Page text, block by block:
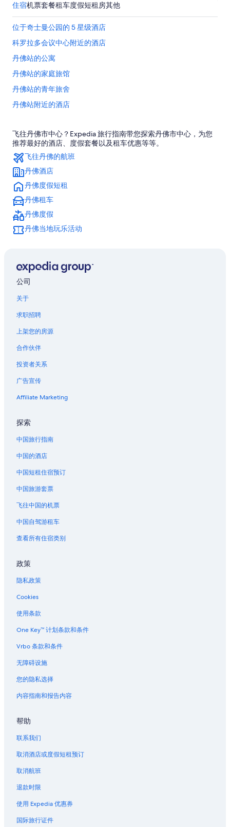
住宿机票套餐租车度假短租房其他
位于奇士曼公园的 5 星级酒店
科罗拉多会议中心附近的酒店
丹佛站的公寓
丹佛站的家庭旅馆
丹佛站的青年旅舍
丹佛站附近的酒店
丹佛站的私人度假屋
丹佛站的公馆
丹佛站的度假村
丹佛艺术博物馆附近的酒店
球场-艾利奇花园站的别墅
位于林肯公园的设有泳池的酒店
林肯公园的酒店
丹佛植物园附近的酒店
丹佛的公寓
丹佛的民宿
丹佛的胶囊酒店
丹佛的城堡
丹佛的木屋
丹佛的村舍
位于丹佛的娱乐场酒店
位于丹佛的经济型酒店
位于丹佛的Four Seasons酒店
位于丹佛的高尔夫酒店
位于丹佛的豪华酒店
位于丹佛的Marriott Hotels & Resorts
位于丹佛的滑雪酒店
位于丹佛的设有 SPA 水疗的度假村酒店
丹佛的酒店
丹佛的船屋酒店
丹佛的度假屋
丹佛的汽车旅馆
丹佛的Pousadas
丹佛的度假村
丹佛的别墅
艾利奇花园主题公园附近的酒店
位于惠提尔的Wyndham Hotels
飞往丹佛市中心？Expedia 旅行指南带您探索丹佛市中心，为您
推荐最好的酒店、度假套餐以及租车优惠等等。
飞往丹佛的航班
丹佛酒店
丹佛度假短租
丹佛租车
丹佛度假
丹佛当地玩乐活动
公司
关于
求职招聘
上架您的房源
合作伙伴
投资者关系
广告宣传
Affiliate Marketing
探索
中国旅行指南
中国的酒店
中国短租住宿预订
中国旅游套票
飞往中国的机票
中国自驾游租车
查看所有住宿类别
政策
隐私政策
Cookies
使用条款
One Key™ 计划条款和条件
Vrbo 条款和条件
无障碍设施
您的隐私选择
内容指南和报告内容
帮助
联系我们
取消酒店或度假短租预订
取消航班
退款时限
使用 Expedia 优惠券
国际旅行证件